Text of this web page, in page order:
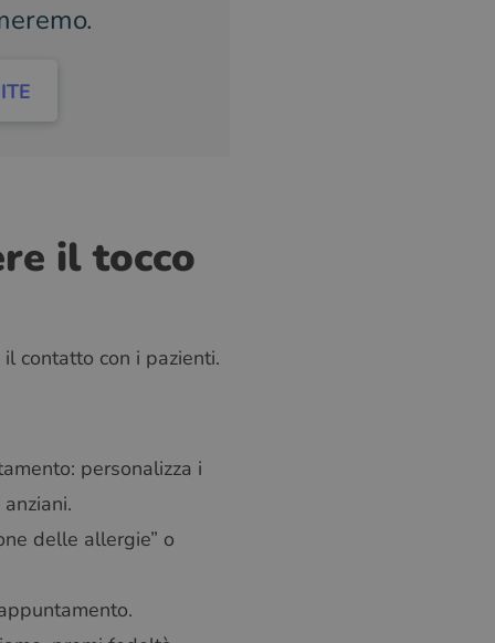
il tocco
contatto con i pazienti.
personalizza i
delle allergie” o